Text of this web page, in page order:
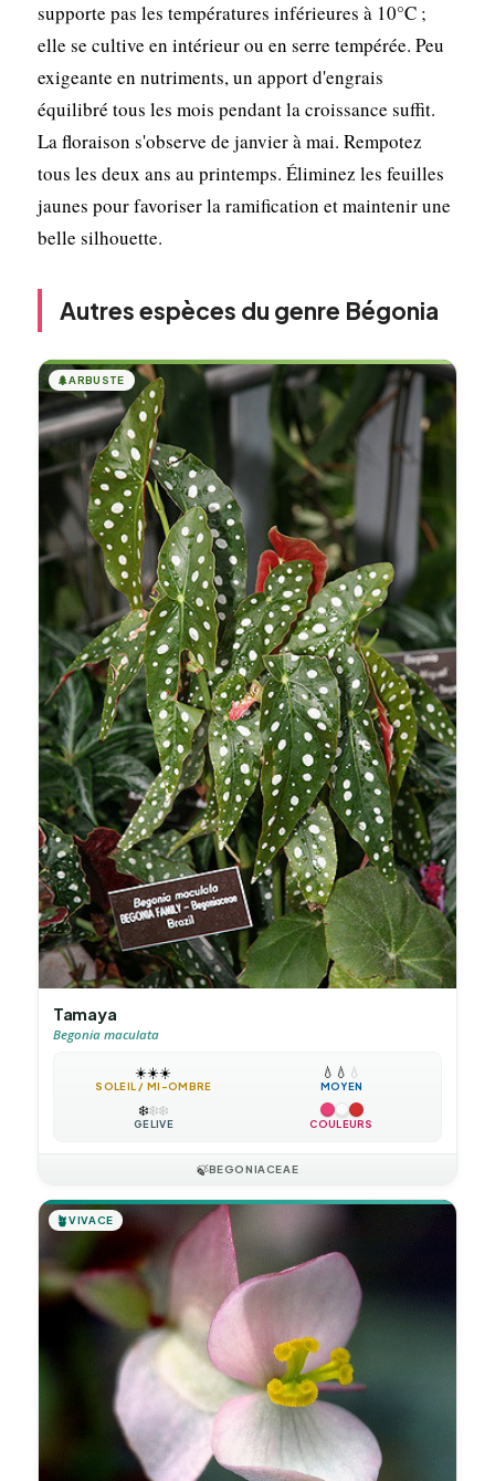
supporte pas les températures inférieures à 10°C ;
elle se cultive en intérieur ou en serre tempérée. Peu
exigeante en nutriments, un apport d'engrais
équilibré tous les mois pendant la croissance suffit.
La floraison s'observe de janvier à mai. Rempotez
tous les deux ans au printemps. Éliminez les feuilles
jaunes pour favoriser la ramification et maintenir une
belle silhouette.
Autres espèces du genre Bégonia
🌲ARBUSTE
Tamaya
Begonia maculata
☀️☀️☀️
SOLEIL / MI-OMBRE
💧 💧 💧
MOYEN
❄️❄️❄️
GÉLIVE COULEURS
🍃BEGONIACEAE
🪴VIVACE